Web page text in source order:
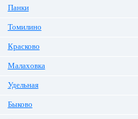
Панки
Томилино
Красково
Малаховка
Удельная
Быково